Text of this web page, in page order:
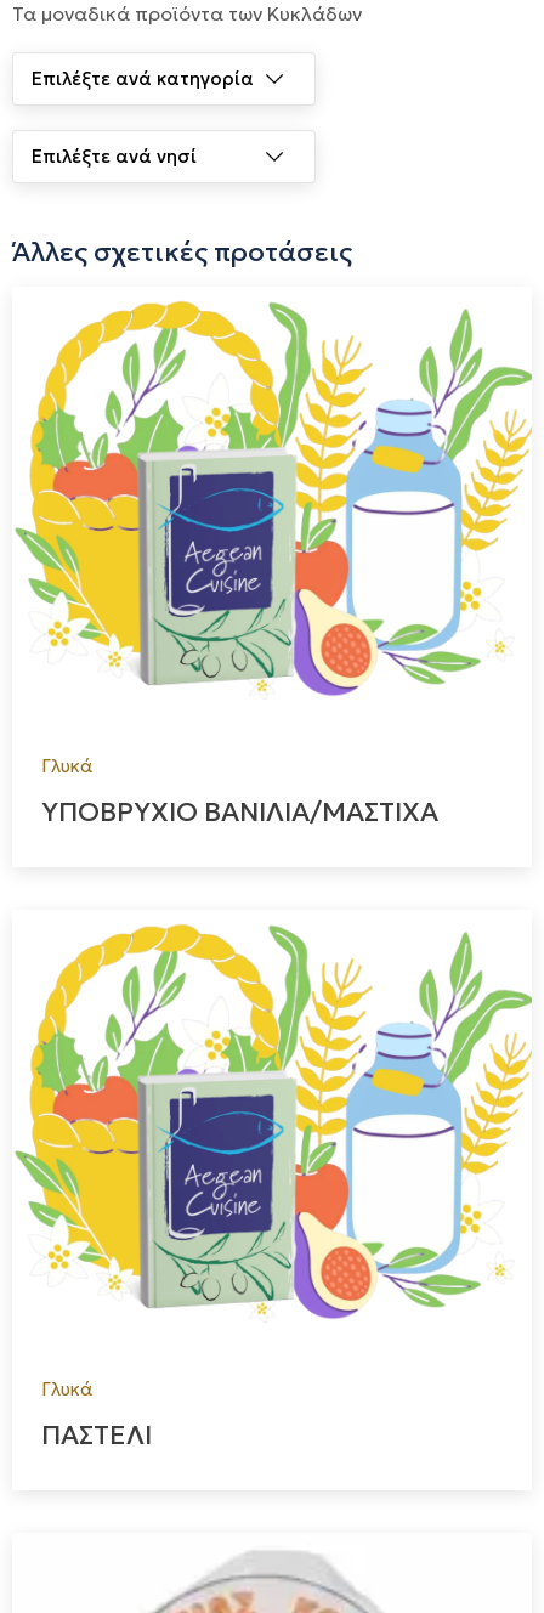
Τα μοναδικά προϊόντα των Κυκλάδων
Άλλες σχετικές προτάσεις
Γλυκά
ΥΠΟΒΡΥΧΙΟ ΒΑΝΙΛΙΑ/ΜΑΣΤΙΧΑ
Γλυκά
ΠΑΣΤΕΛΙ